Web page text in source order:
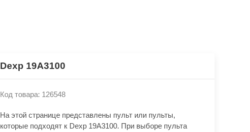
Dexp 19A3100
Код товара: 126548
На этой странице представлены пульт или пульты,
которые подходят к Dexp 19A3100. При выборе пульта